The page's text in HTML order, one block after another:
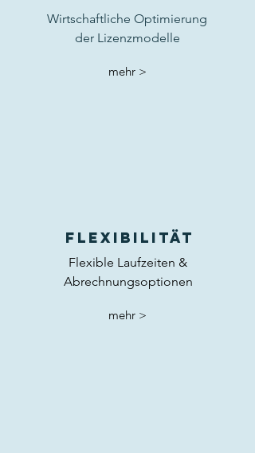
Wirtschaftliche Optimierung
der Lizenzmodelle
mehr >
Flexibilität
Flexible Laufzeiten &
Abrechnungsoptionen
mehr >